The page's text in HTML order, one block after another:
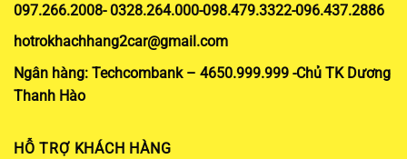
097.266.2008- 0328.264.000-098.479.3322-096.437.2886
hotrokhachhang2car@gmail.com
Ngân hàng: Techcombank – 4650.999.999 -Chủ TK Dương
Thanh Hào
HỖ TRỢ KHÁCH HÀNG